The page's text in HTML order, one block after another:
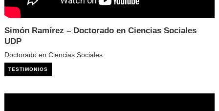
Simón Ramírez – Doctorado en Ciencias Sociales
UDP
Doctorado en Ciencias Sociales
TESTIMONIOS